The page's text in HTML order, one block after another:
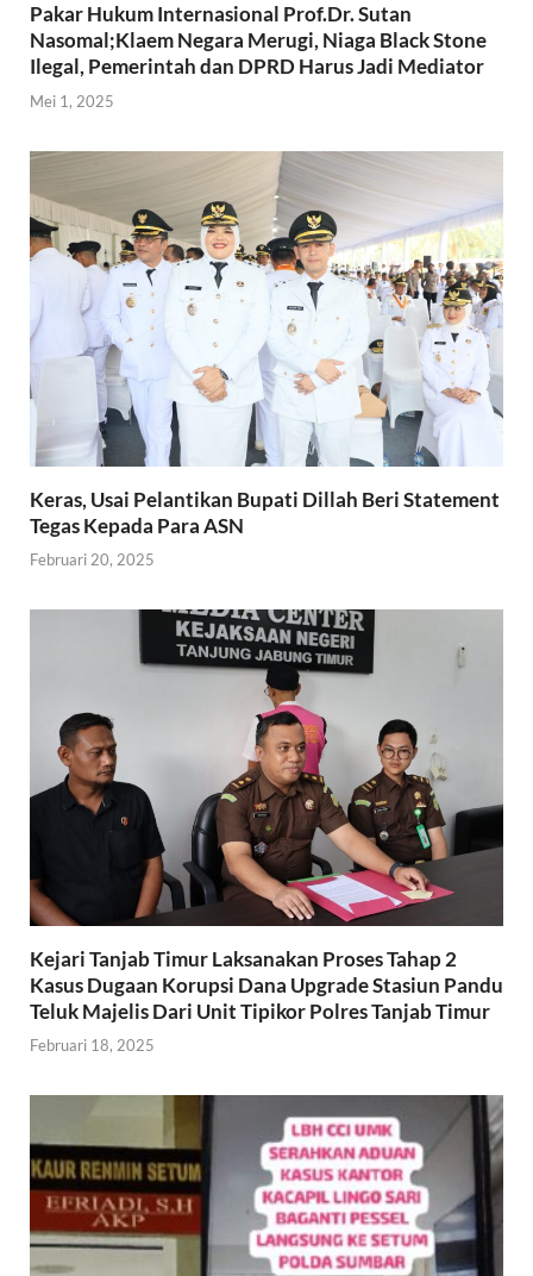
Pakar Hukum Internasional Prof.Dr. Sutan
Nasomal;Klaem Negara Merugi, Niaga Black Stone
Ilegal, Pemerintah dan DPRD Harus Jadi Mediator
Mei 1, 2025
Keras, Usai Pelantikan Bupati Dillah Beri Statement
Tegas Kepada Para ASN
Februari 20, 2025
Kejari Tanjab Timur Laksanakan Proses Tahap 2
Kasus Dugaan Korupsi Dana Upgrade Stasiun Pandu
Teluk Majelis Dari Unit Tipikor Polres Tanjab Timur
Februari 18, 2025